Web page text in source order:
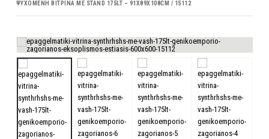
ΨΥΧΌΜΕΝΗ ΒΙΤΡΊΝΑ ΜΕ STAND 175LT – 91X89X108CM / 15112